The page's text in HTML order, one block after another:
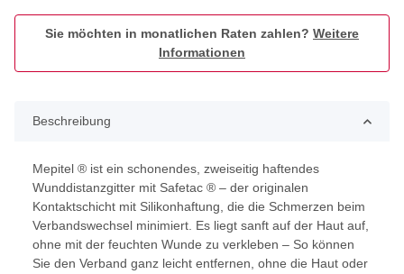
Sie möchten in monatlichen Raten zahlen? Weitere
Informationen
Beschreibung
Mepitel ® ist ein schonendes, zweiseitig haftendes
Wunddistanzgitter mit Safetac ® – der originalen
Kontaktschicht mit Silikonhaftung, die die Schmerzen beim
Verbandswechsel minimiert. Es liegt sanft auf der Haut auf,
ohne mit der feuchten Wunde zu verkleben – So können
Sie den Verband ganz leicht entfernen, ohne die Haut oder